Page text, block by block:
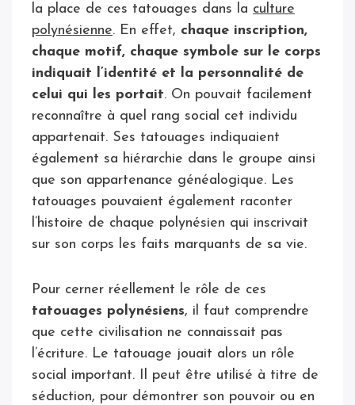
la place de ces tatouages dans la culture
polynésienne. En effet, chaque inscription,
chaque motif, chaque symbole sur le corps
indiquait l’identité et la personnalité de
celui qui les portait. On pouvait facilement
reconnaître à quel rang social cet individu
appartenait. Ses tatouages indiquaient
également sa hiérarchie dans le groupe ainsi
que son appartenance généalogique. Les
tatouages pouvaient également raconter
l’histoire de chaque polynésien qui inscrivait
sur son corps les faits marquants de sa vie.
Pour cerner réellement le rôle de ces
tatouages polynésiens, il faut comprendre
que cette civilisation ne connaissait pas
l’écriture. Le tatouage jouait alors un rôle
social important. Il peut être utilisé à titre de
séduction, pour démontrer son pouvoir ou en